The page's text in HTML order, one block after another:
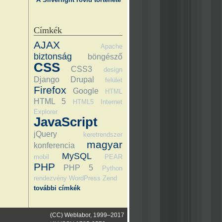
Címkék
AJAX Apache
biztonság böngésző
CSS CSS3 design
Django Drupal felület
Firefox Google HTML
HTML 5 HTML5
Internet
Explorer
JavaScript
jQuery keretrendszer
konferencia magyar
mobil MySQL PEAR
PHP PHP 5
Python
rendezvény WordPress Zend
további címkék
(CC) Weblabor, 1999–2017